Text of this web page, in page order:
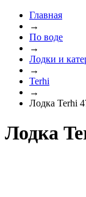
Главная
→
По воде
→
Лодки и
→
Terhi
→
Лодка Terhi
Лодка